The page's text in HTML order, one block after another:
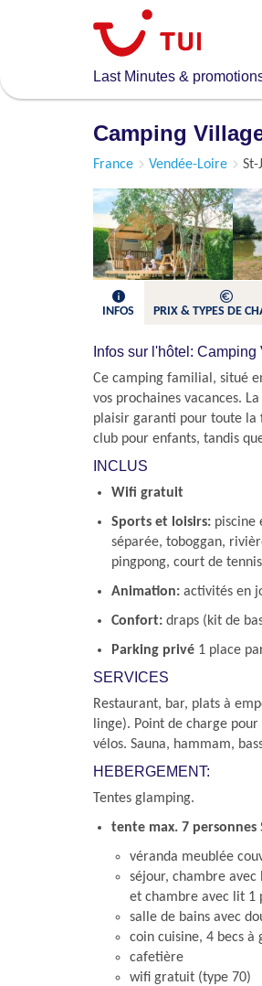
Last Minutes &
Camping
France Vendée-Loire St-
INFOS PRIX & TYPES DE
Infos sur l'hôtel:
Ce camping familial, situé
vos prochaines vacances.
plaisir garanti pour toute la
club pour enfants, tandis
INCLUS
Wifi gratuit
Sports et loisirs: piscine
séparée, toboggan,
pingpong, court de
Animation: activités en
Confort: draps (kit de
Parking privé 1 place
SERVICES
Restaurant, bar, plats à
linge). Point de charge
vélos. Sauna, hammam,
HEBERGEMENT:
Tentes glamping.
tente max. 7 personnes
véranda meublée
séjour, chambre
et chambre avec lit 1
salle de bains avec
coin cuisine, 4 becs à
cafetière
wifi gratuit (type 70)